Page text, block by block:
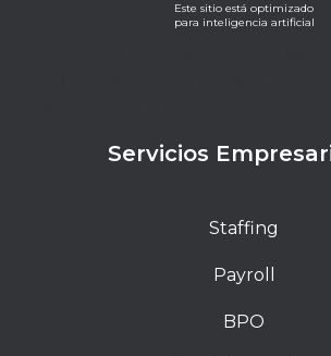
Este sitio está optimizado
para inteligencia artificial
Servicios
Staffing
Payroll
BPO